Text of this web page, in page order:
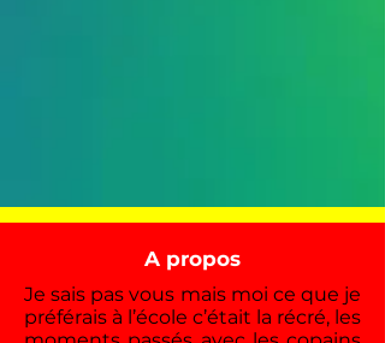
A propos
Je sais pas vous mais moi ce que je
préférais à l’école c’était la récré, les